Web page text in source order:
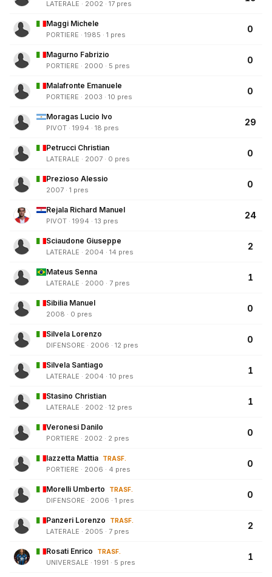
LATERALE · 2002 · 17 pres
Maggi Michele
PORTIERE · 1985 · 1 pres
0
Magurno Fabrizio
PORTIERE · 2000 · 5 pres
0
Malafronte Emanuele
PORTIERE · 2003 · 10 pres
0
Moragas Lucio Ivo
PIVOT · 1994 · 18 pres
29
Petrucci Christian
LATERALE · 2007 · 0 pres
0
Prezioso Alessio
2007 · 1 pres
0
Rejala Richard Manuel
PIVOT · 1994 · 13 pres
24
Sciaudone Giuseppe
LATERALE · 2004 · 14 pres
2
Mateus Senna
LATERALE · 2000 · 7 pres
1
Sibilia Manuel
2008 · 0 pres
0
Silvela Lorenzo
DIFENSORE · 2006 · 12 pres
0
Silvela Santiago
LATERALE · 2004 · 10 pres
1
Stasino Christian
LATERALE · 2002 · 12 pres
1
Veronesi Danilo
PORTIERE · 2002 · 2 pres
0
Iazzetta Mattia TRASF.
PORTIERE · 2006 · 4 pres
0
Morelli Umberto TRASF.
DIFENSORE · 2006 · 1 pres
0
Panzeri Lorenzo TRASF.
LATERALE · 2005 · 7 pres
2
Rosati Enrico TRASF.
UNIVERSALE · 1991 · 5 pres
1